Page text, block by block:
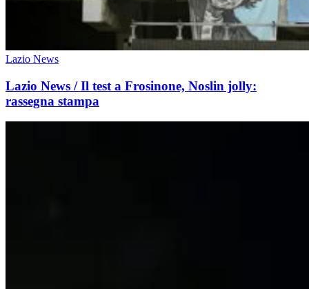
Lazio News
Lazio News / Il test a Frosinone, Noslin jolly:
rassegna stampa